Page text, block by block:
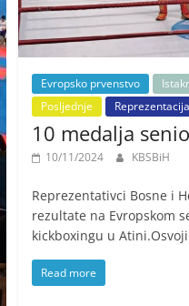
Evropsko prvenstvo
Posljednje
Reprezentacija
10 medalja
10/11/2024 KBSBiH
Reprezentativci Bosne i
rezultate na Evropskom
kickboxingu u
Read more